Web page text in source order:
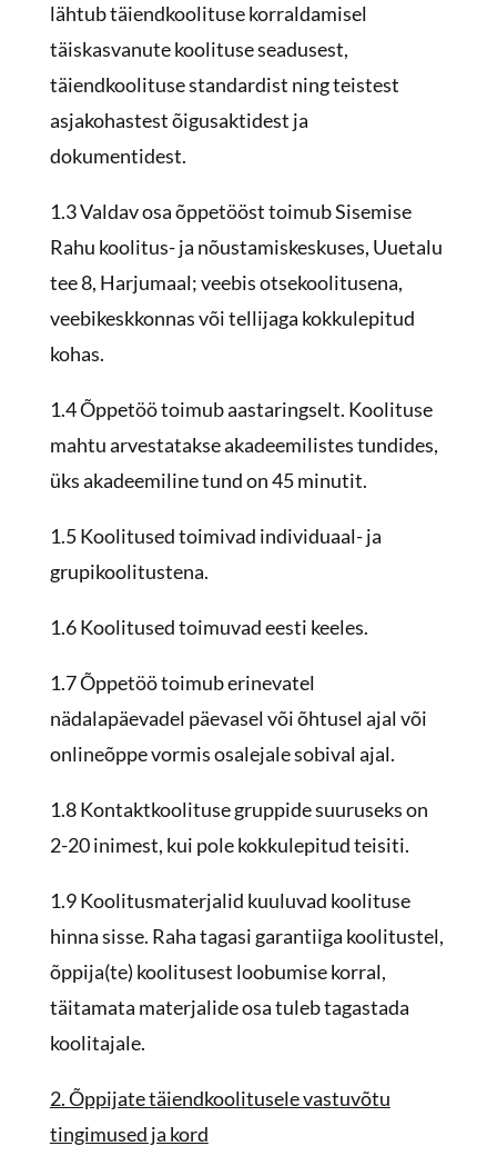
lähtub täiendkoolituse korraldamisel
täiskasvanute koolituse seadusest,
täiendkoolituse standardist ning teistest
asjakohastest õigusaktidest ja
dokumentidest.
1.3 Valdav osa õppetööst toimub Sisemise
Rahu koolitus- ja nõustamiskeskuses, Uuetalu
tee 8, Harjumaal; veebis otsekoolitusena,
veebikeskkonnas või tellijaga kokkulepitud
kohas.
1.4 Õppetöö toimub aastaringselt. Koolituse
mahtu arvestatakse akadeemilistes tundides,
üks akadeemiline tund on 45 minutit.
1.5 Koolitused toimivad individuaal- ja
grupikoolitustena.
1.6 Koolitused toimuvad eesti keeles.
1.7 Õppetöö toimub erinevatel
nädalapäevadel päevasel või õhtusel ajal või
onlineõppe vormis osalejale sobival ajal.
1.8 Kontaktkoolituse gruppide suuruseks on
2-20 inimest, kui pole kokkulepitud teisiti.
1.9 Koolitusmaterjalid kuuluvad koolituse
hinna sisse. Raha tagasi garantiiga koolitustel,
õppija(te) koolitusest loobumise korral,
täitamata materjalide osa tuleb tagastada
koolitajale.
2. Õppijate täiendkoolitusele vastuvõtu
tingimused ja kord